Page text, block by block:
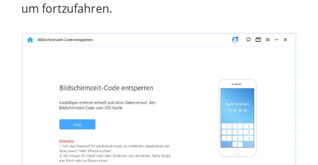
um fortzufahren.